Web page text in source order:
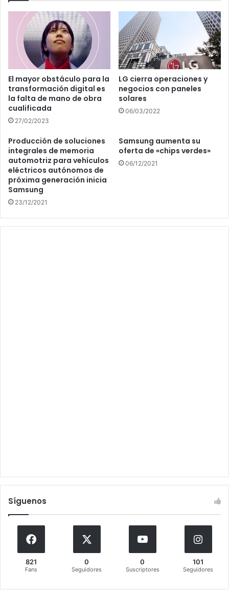
El mayor obstáculo para la
transformación digital es
la falta de mano de obra
cualificada
27/02/2023
LG cierra operaciones y
negocios con paneles
solares
06/03/2022
Producción de soluciones
integrales de memoria
automotriz para vehículos
eléctricos autónomos de
próxima generación inicia
Samsung
23/12/2021
Samsung aumenta su
oferta de «chips verdes»
06/12/2021
Síguenos
821
Fans
0
Seguidores
0
Suscriptores
101
Seguidores